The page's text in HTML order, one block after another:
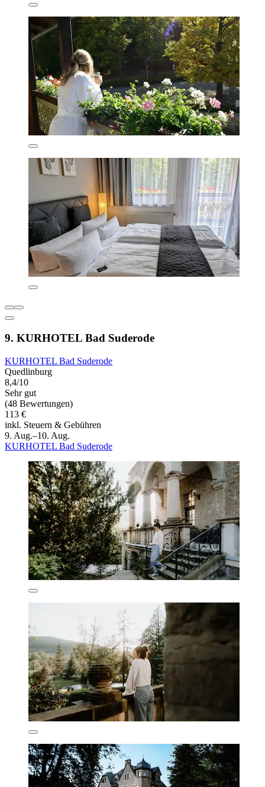
9. KURHOTEL Bad Suderode
KURHOTEL Bad Suderode
Quedlinburg
8,4/10
Sehr gut
(48 Bewertungen)
113 €
inkl. Steuern & Gebühren
9. Aug.–10. Aug.
KURHOTEL Bad Suderode